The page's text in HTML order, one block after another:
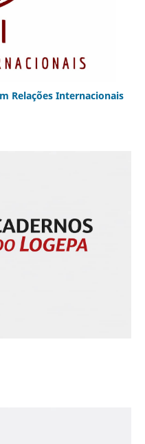
Relações Internacionais